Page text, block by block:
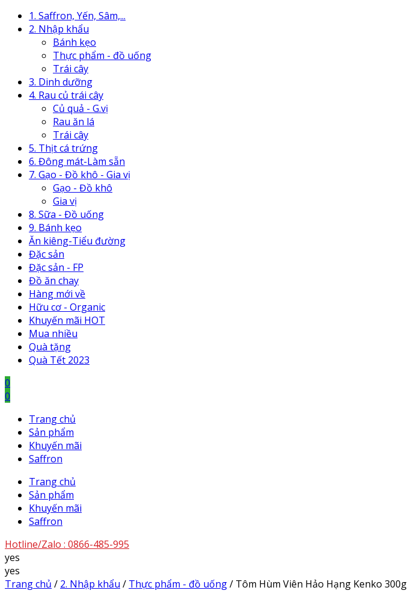
1. Saffron, Yến, Sâm,...
2. Nhập khẩu
Bánh kẹo
Thực phẩm - đồ uống
Trái cây
3. Dinh dưỡng
4. Rau củ trái cây
Củ quả - G.vị
Rau ăn lá
Trái cây
5. Thịt cá trứng
6. Đông mát-Làm sẵn
7. Gạo - Đồ khô - Gia vị
Gạo - Đồ khô
Gia vị
8. Sữa - Đồ uống
9. Bánh kẹo
Ăn kiêng-Tiểu đường
Đặc sản
Đặc sản - FP
Đồ ăn chay
Hàng mới về
Hữu cơ - Organic
Khuyến mãi HOT
Mua nhiều
Quà tặng
Quà Tết 2023
0
0
Trang chủ
Sản phẩm
Khuyến mãi
Saffron
Trang chủ
Sản phẩm
Khuyến mãi
Saffron
Hotline/Zalo : 0866-485-995
yes
yes
Trang chủ / 2. Nhập khẩu / Thực phẩm - đồ uống/ Tôm Hùm Viên Hảo Hạng Kenko 300g